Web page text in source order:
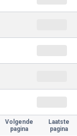
Volgende
pagina
Laatste
pagina